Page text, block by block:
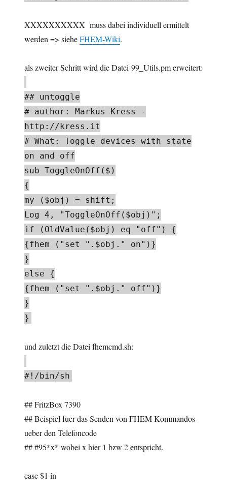
XXXXXXXXXX muss dabei individuell ermittelt
werden => sieheFHEM-Wiki.
als zweiter Schritt wird die Datei 99_Utils.pm erweitert:
## untoggle
# author: Markus Kress -
http://kress.it
# What: Toggle devices with state
on and off
sub ToggleOnOff($)
{
my ($obj) = shift;
Log 4, "ToggleOnOff($obj)";
if (OldValue($obj) eq "off") {
{fhem ("set ".$obj." on")}
}
else {
{fhem ("set ".$obj." off")}
}
}
und zuletzt die Datei fhemcmd.sh:
#!/bin/sh
## FritzBox 7390
## Beispiel fuer das Senden von FHEM Kommandos
ueber den Telefoncode
## #95*x* wobei x hier 1 bzw 2 entspricht.
case $1 in